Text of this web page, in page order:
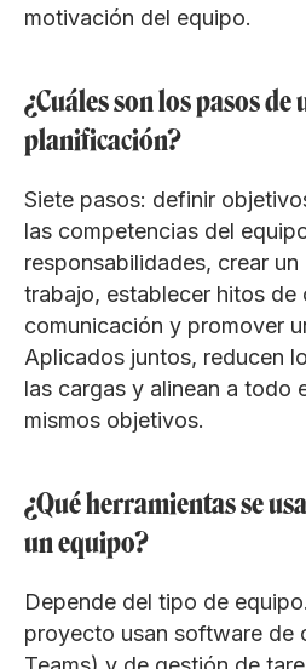
motivación del equipo.
¿Cuáles son los pasos de
planificación?
Siete pasos: definir
las competencias del
responsabilidades, crear
trabajo, establecer hitos de
comunicación y promover
Aplicados juntos, reducen
las cargas y alinean a todo
mismos objetivos.
¿Qué herramientas se
un equipo?
Depende del tipo de
proyecto usan software de